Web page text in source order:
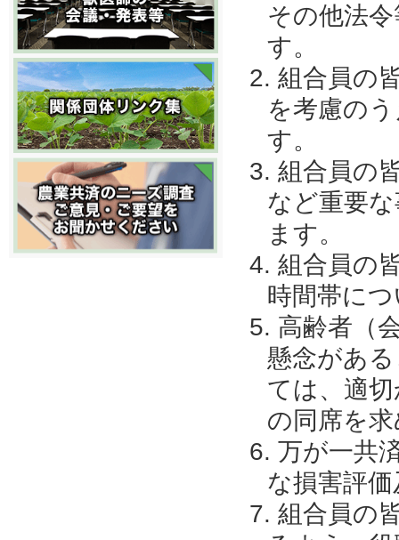
その他法
す。
組合員の
を考慮の
す。
組合員の
など重要
ます。
組合員の
時間帯に
高齢者（
懸念があ
ては、適
の同席を
万が一共
な損害評
組合員の